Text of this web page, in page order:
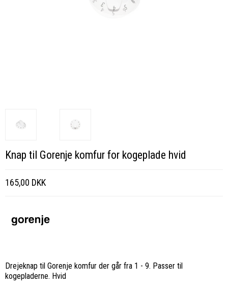
Knap til Gorenje komfur for kogeplade hvid
165,00 DKK
Drejeknap til Gorenje komfur der går fra 1 - 9. Passer til
kogepladerne. Hvid